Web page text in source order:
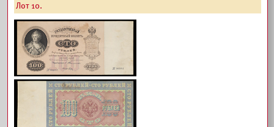
Лот 10.